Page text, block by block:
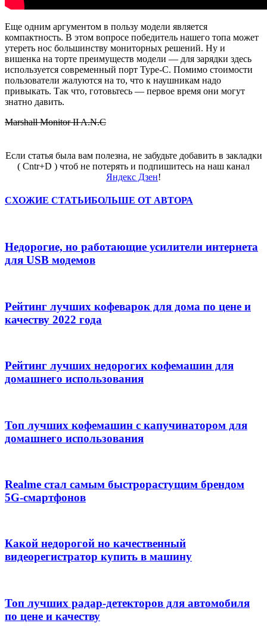
Еще одним аргументом в пользу модели является
компактность. В этом вопросе победитель нашего топа может
утереть нос большинству мониторных решений. Ну и
вишенка на торте преимуществ модели — для зарядки здесь
используется современный порт Type-C. Помимо стоимости
пользователи жалуются на то, что к наушникам надо
привыкать. Так что, готовьтесь — первое время они могут
знатно давить.
Marshall Monitor II A.N.C
Если статья была вам полезна, не забудьте добавить в закладки
( Cntr+D ) чтоб не потерять и подпишитесь на наш канал
Яндекс Дзен!
СХОЖИЕ СТАТЬИБОЛЬШЕ ОТ АВТОРА
Недорогие, но работающие усилители интернета
для USB модемов
Рейтинг лучших кофеварок для дома по цене и
качеству 2022 года
Рейтинг лучших недорогих кофемашин для
домашнего использования
Топ лучших кофемашин с капучинатором для
домашнего использования
Realme стал самым быстрорастущим брендом
5G-смартфонов
Какой недорогой но качественный
видеорегистратор купить в машину
Топ лучших радар-детекторов для автомобиля
по цене и качеству